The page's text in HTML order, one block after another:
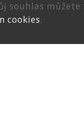
souhlas
cookies.